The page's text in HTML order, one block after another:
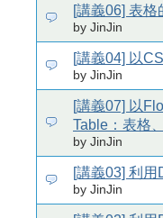
[講義06] 表格
by JinJin
[講義04] 以
by JinJin
[講義07] 以
Table：表格
by JinJin
[講義03] 利
by JinJin